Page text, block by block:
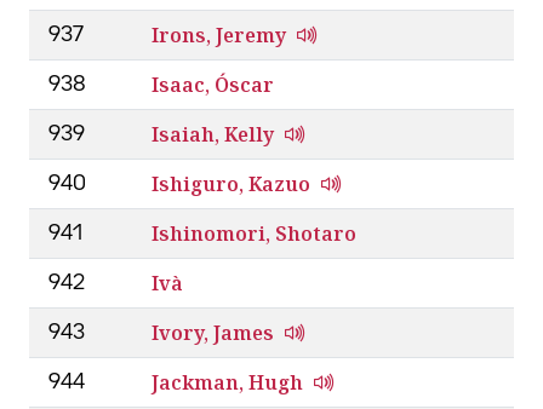
937 Irons, Jeremy
938 Isaac, Óscar
939 Isaiah, Kelly
940 Ishiguro, Kazuo
941 Ishinomori, Shotaro
942 Ivà
943 Ivory, James
944 Jackman, Hugh